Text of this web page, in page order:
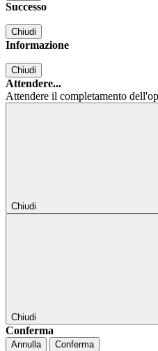
Successo
Chiudi
Informazione
Chiudi
Attendere...
Attendere il completamento
Chiudi
Chiudi
Conferma
Annulla Conferma